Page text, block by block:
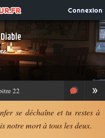
Connexion
»
22
se déchaîne et tu restes à
notre mort à tous les deux.